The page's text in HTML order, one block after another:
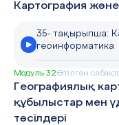
Картография
35- тақырыпша:
геоинформатика
Модуль 32Өтілген
Географиялық
құбылыстар мен
тәсілдері